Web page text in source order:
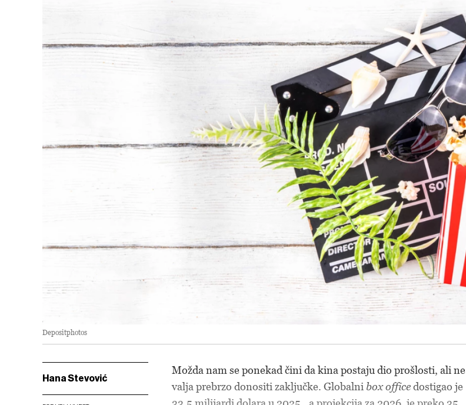
Depositphotos
Hana Stevović
Možda nam se ponekad čini da kina postaju dio prošlosti, ali ne
valja prebrzo donositi zaključke. Globalni box officedostigao je